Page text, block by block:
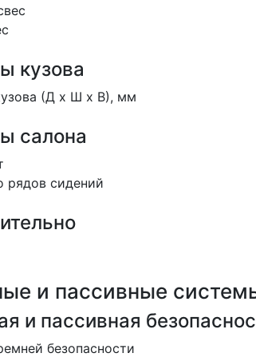
кузова
(Д x Ш x В), мм
салона
рядов сидений
и пассивные
и пассивная
безопасности